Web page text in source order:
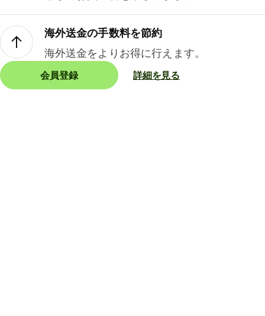
海外送金の手数料を節約
海外送金をよりお得に行えます。
会員登録 詳細を見る